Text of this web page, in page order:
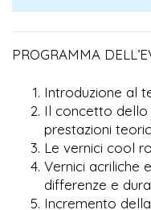
PROGRAMMA
Introduzione al
Il concetto dello
prestazioni
Le vernici cool
Vernici acriliche
differenze e
Incremento